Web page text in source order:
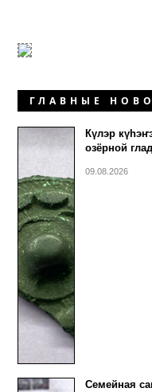
ГЛАВНЫЕ
Күлэр
озёрной
09.08.2026
Семейная